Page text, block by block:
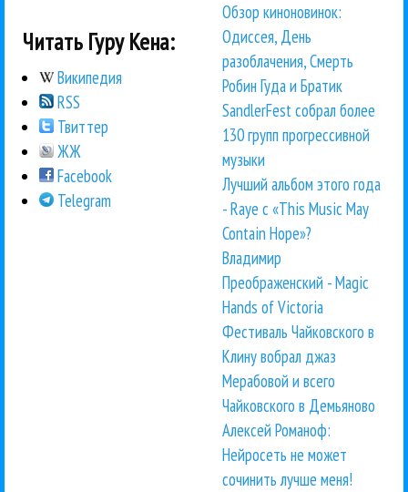
Читать Гуру Кена:
Википедия
RSS
Твиттер
ЖЖ
Facebook
Telegram
Обзор киноновинок:
Одиссея, День
разоблачения, Смерть
Робин Гуда и Братик
SandlerFest собрал более
130 групп прогрессивной
музыки
Лучший альбом этого года
- Raye с «This Music May
Contain Hope»?
Владимир
Преображенский - Magic
Hands of Victoria
Фестиваль Чайковского в
Клину вобрал джаз
Мерабовой и всего
Чайковского в Демьяново
Алексей Романоф:
Нейросеть не может
сочинить лучше меня!